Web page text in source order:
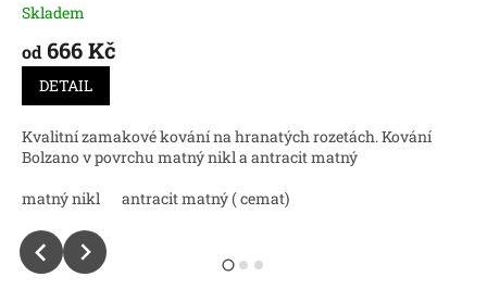
Průměrné
produktu
5,0
5
hvězdiček.
Skladem
od 666 Kč
DETAIL
Kvalitní zamakové kování na hranatých rozetách. Kování
Bolzano v povrchu matný nikl a antracit matný
matný nikl
antracit matný ( cemat)